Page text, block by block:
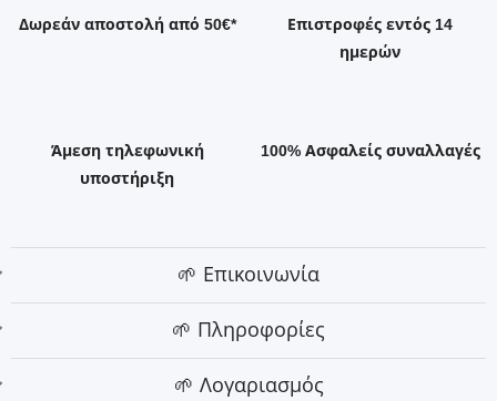
Δωρεάν αποστολή από 50€*
Επιστροφές εντός 14
ημερών
Άμεση τηλεφωνική
υποστήριξη
100% Ασφαλείς συναλλαγές
🌱 Επικοινωνία
🌱 Πληροφορίες
🌱 Λογαριασμός